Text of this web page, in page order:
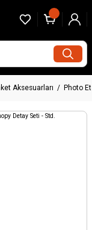
Aksesuarları Photo